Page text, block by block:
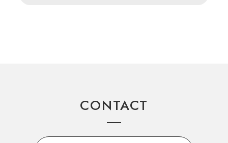
CONTACT